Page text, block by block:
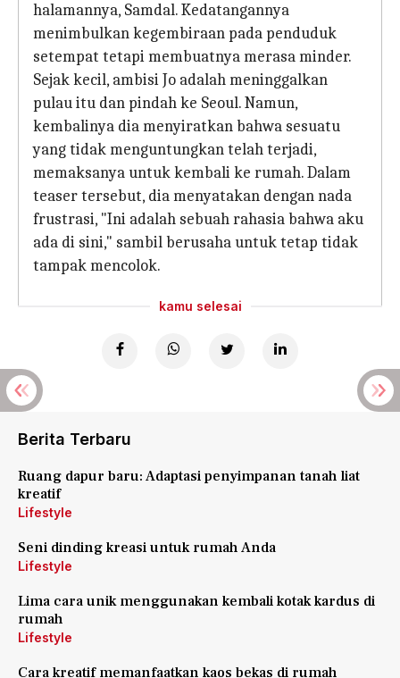
halamannya, Samdal. Kedatangannya
menimbulkan kegembiraan pada penduduk
setempat tetapi membuatnya merasa minder.
Sejak kecil, ambisi Jo adalah meninggalkan
pulau itu dan pindah ke Seoul. Namun,
kembalinya dia menyiratkan bahwa sesuatu
yang tidak menguntungkan telah terjadi,
memaksanya untuk kembali ke rumah. Dalam
teaser tersebut, dia menyatakan dengan nada
frustrasi, "Ini adalah sebuah rahasia bahwa aku
ada di sini," sambil berusaha untuk tetap tidak
tampak mencolok.
kamu selesai
Berita Terbaru
Ruang dapur baru: Adaptasi penyimpanan tanah liat
kreatif
Lifestyle
Seni dinding kreasi untuk rumah Anda
Lifestyle
Lima cara unik menggunakan kembali kotak kardus di
rumah
Lifestyle
Cara kreatif memanfaatkan kaos bekas di rumah